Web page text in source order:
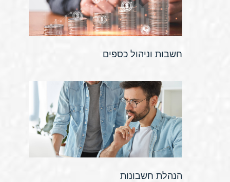
חשבות וניהול כספים
הנהלת חשבונות